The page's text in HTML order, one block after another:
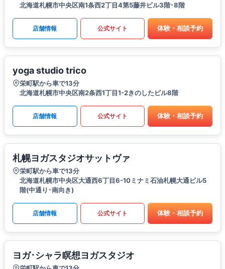
北海道札幌市中央区南1条西2丁目4第5藤井ビル3階･8階
店舗情報 公式サイト 体験・相談予約
yoga studio trico
栄町駅から車で13分
北海道札幌市中央区南2条西1丁目1-2きのしたビル8階
店舗情報 公式サイト 体験・相談予約
札幌ヨガスタジオサットヴァ
栄町駅から車で13分
北海道札幌市中央区大通西6丁目6-10ミナミ石油札幌大通ビル5
階(中通り･南向き)
店舗情報 公式サイト 体験・相談予約
ヨガ･シャラ瞑想ヨガスタジオ